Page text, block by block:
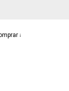
atuador